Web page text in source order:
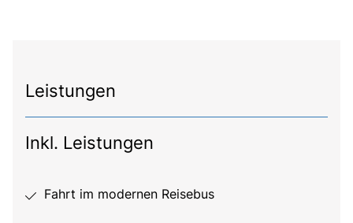
Leistungen
Inkl. Leistungen
Fahrt im modernen Reisebus